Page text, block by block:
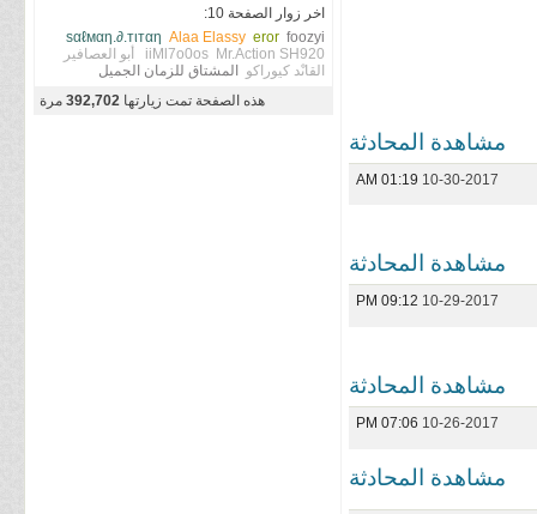
مشاهدة المحادثة
10-30-2017
01:19 AM
مشاهدة المحادثة
10-29-2017
09:12 PM
مشاهدة المحادثة
10-26-2017
07:06 PM
مشاهدة المحادثة
اخر زوار الصفحة 10:
ѕαℓмαη.∂.тιтαη Alaa Elassy eror foozyi
iiMl7o0os Mr.Action SH920
أبو العصافير
القاىْد كيوراكو
المشتاق للزمان الجميل
هذه الصفحة تمت زيارتها 392,702 مرة